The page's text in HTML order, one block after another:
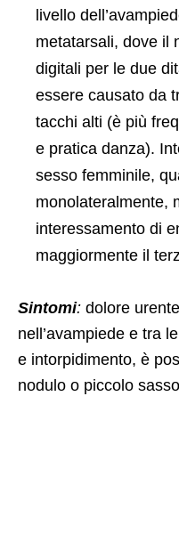
livello
metatarsali, dove il
digitali per le due
essere causato da
tacchi alti (è più
e pratica danza).
sesso femminile,
monolateralmente,
interessamento di
maggiormente il
Sintomi: dolore
nell’avampiede e tra
e intorpidimento, è
nodulo o piccolo